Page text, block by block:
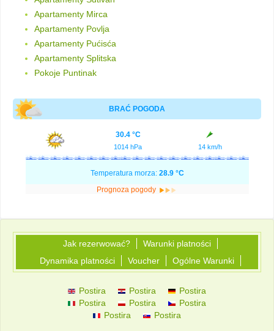
Apartamenty Mirca
Apartamenty Povlja
Apartamenty Pućisća
Apartamenty Splitska
Pokoje Puntinak
BRAĆ POGODA
30.4 °C
1014 hPa 14 km/h
Temperatura morza:28.9 °C
Prognoza pogody
Jak rezerwować?
Warunki platności
Dynamika platności
Voucher Ogólne Warunki
Postira Postira
Postira
Postira
Postira
Postira
Postira
Postira